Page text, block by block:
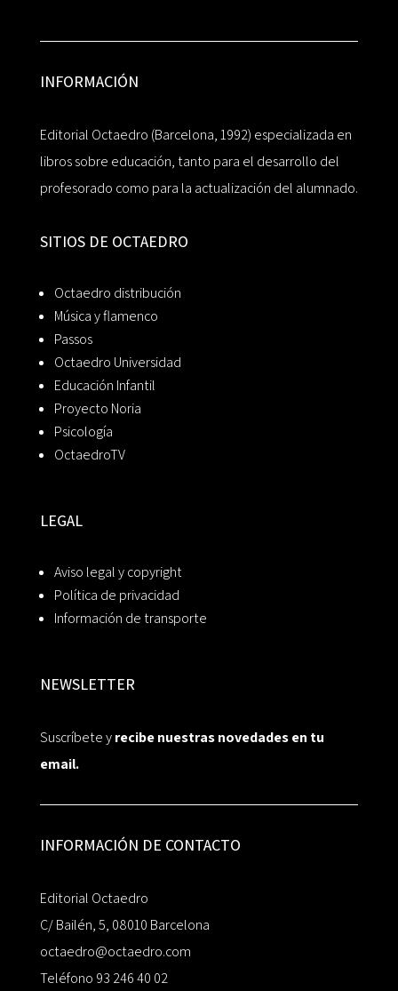
INFORMACIÓN
Editorial Octaedro (Barcelona, 1992) especializada en
libros sobre educación, tanto para el desarrollo del
profesorado como para la actualización del alumnado.
SITIOS DE OCTAEDRO
Octaedro distribución
Música y flamenco
Passos
Octaedro Universidad
Educación Infantil
Proyecto Noria
Psicología
OctaedroTV
LEGAL
Aviso legal y copyright
Política de privacidad
Información de transporte
NEWSLETTER
Suscríbete yrecibe nuestras novedades en tu
email.
INFORMACIÓN DE CONTACTO
Editorial Octaedro
C/ Bailén, 5, 08010 Barcelona
octaedro@octaedro.com
Teléfono 93 246 40 02